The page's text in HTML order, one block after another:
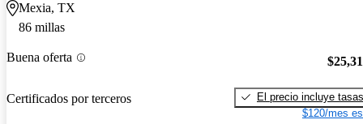
Mexia, TX
86 millas
Buena oferta
Certificados por terceros
El precio incluye tasas
$120/mes